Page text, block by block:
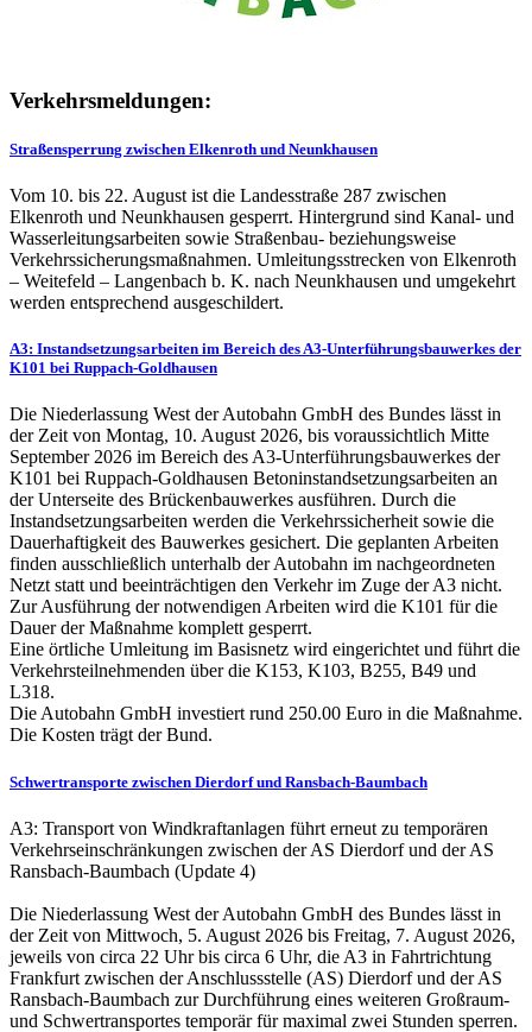
Verkehrsmeldungen:
Straßensperrung zwischen Elkenroth und Neunkhausen
Vom 10. bis 22. August ist die Landesstraße 287 zwischen
Elkenroth und Neunkhausen gesperrt. Hintergrund sind Kanal- und
Wasserleitungsarbeiten sowie Straßenbau- beziehungsweise
Verkehrssicherungsmaßnahmen. Umleitungsstrecken von Elkenroth
– Weitefeld – Langenbach b. K. nach Neunkhausen und umgekehrt
werden entsprechend ausgeschildert.
A3: Instandsetzungsarbeiten im Bereich des A3-Unterführungsbauwerkes der
K101 bei Ruppach-Goldhausen
Die Niederlassung West der Autobahn GmbH des Bundes lässt in
der Zeit von Montag, 10. August 2026, bis voraussichtlich Mitte
September 2026 im Bereich des A3-Unterführungsbauwerkes der
K101 bei Ruppach-Goldhausen Betoninstandsetzungsarbeiten an
der Unterseite des Brückenbauwerkes ausführen. Durch die
Instandsetzungsarbeiten werden die Verkehrssicherheit sowie die
Dauerhaftigkeit des Bauwerkes gesichert. Die geplanten Arbeiten
finden ausschließlich unterhalb der Autobahn im nachgeordneten
Netzt statt und beeinträchtigen den Verkehr im Zuge der A3 nicht.
Zur Ausführung der notwendigen Arbeiten wird die K101 für die
Dauer der Maßnahme komplett gesperrt.
Eine örtliche Umleitung im Basisnetz wird eingerichtet und führt die
Verkehrsteilnehmenden über die K153, K103, B255, B49 und
L318.
Die Autobahn GmbH investiert rund 250.00 Euro in die Maßnahme.
Die Kosten trägt der Bund.
Schwertransporte zwischen Dierdorf und Ransbach-Baumbach
A3: Transport von Windkraftanlagen führt erneut zu temporären
Verkehrseinschränkungen zwischen der AS Dierdorf und der AS
Ransbach-Baumbach (Update 4)
Die Niederlassung West der Autobahn GmbH des Bundes lässt in
der Zeit von Mittwoch, 5. August 2026 bis Freitag, 7. August 2026,
jeweils von circa 22 Uhr bis circa 6 Uhr, die A3 in Fahrtrichtung
Frankfurt zwischen der Anschlussstelle (AS) Dierdorf und der AS
Ransbach-Baumbach zur Durchführung eines weiteren Großraum-
und Schwertransportes temporär für maximal zwei Stunden sperren.